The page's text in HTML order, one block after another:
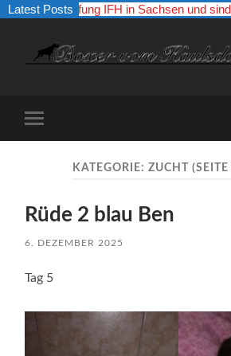
Latest PostsIFH in Sachsen und sind
Menü
KATEGORIE:ZUCHT
Rüde 2 blau Ben
6. DEZEMBER 2025
Tag 5